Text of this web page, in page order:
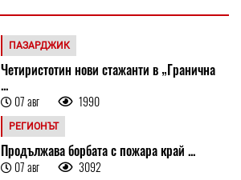
ПАЗАРДЖИК
Четиристотин нови стажанти в „Гранична
...
07 авг 1990
РЕГИОНЪТ
Продължава борбата с пожара край ...
07 авг 3092